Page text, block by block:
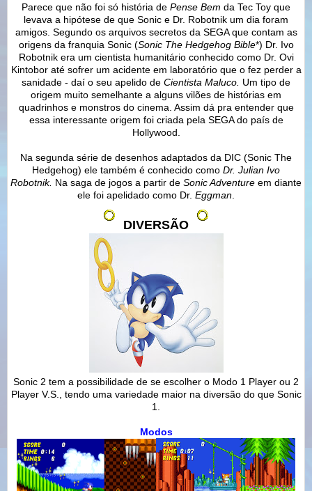
Parece que não foi só história de Pense Bem da Tec Toy que
levava a hipótese de que Sonic e Dr. Robotnik um dia foram
amigos. Segundo os arquivos secretos da SEGA que contam as
origens da franquia Sonic (Sonic The Hedgehog Bible*) Dr. Ivo
Robotnik era um cientista humanitário conhecido como Dr. Ovi
Kintobor até sofrer um acidente em laboratório que o fez perder a
sanidade - daí o seu apelido de Cientista Maluco. Um tipo de
origem muito semelhante a alguns vilões de histórias em
quadrinhos e monstros do cinema. Assim dá pra entender que
essa interessante origem foi criada pela SEGA do país de
Hollywood.
Na segunda série de desenhos adaptados da DIC (Sonic The
Hedgehog) ele também é conhecido como Dr. Julian Ivo
Robotnik. Na saga de jogos a partir de Sonic Adventure em diante
ele foi apelidado como Dr. Eggman
DIVERSÃO
Sonic 2 tem a possibilidade de se escolher o Modo 1 Player ou 2
Player V.S., tendo uma variedade maior na diversão do que Sonic
1.
Modos